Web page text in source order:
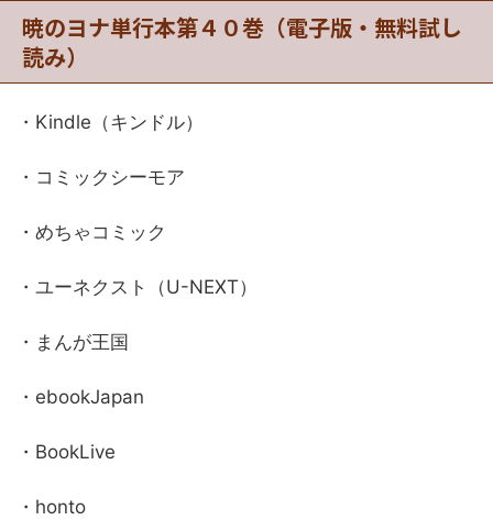
暁のヨナ単行本第４０巻（電子版・無料試し
読み）
・Kindle（キンドル）
・コミックシーモア
・めちゃコミック
・ユーネクスト（U-NEXT）
・まんが王国
・ebookJapan
・BookLive
・honto